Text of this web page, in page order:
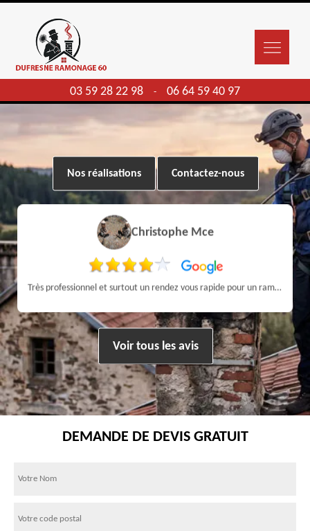
03 59 28 22 98 - 06 64 59 40 97
Nos réalisations Contactez-nous
Christophe Mce
Très professionnel et surtout un rendez vous rapide pour un ramonage efficace
Voir tous les avis
DEMANDE DE DEVIS GRATUIT